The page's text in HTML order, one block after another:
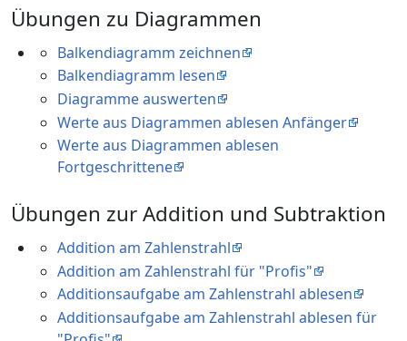
Übungen zu Diagrammen
Balkendiagramm zeichnen
Balkendiagramm lesen
Diagramme auswerten
Werte aus Diagrammen ablesen Anfänger
Werte aus Diagrammen ablesen
Fortgeschrittene
Übungen zur Addition und Subtraktion
Addition am Zahlenstrahl
Addition am Zahlenstrahl für "Profis"
Additionsaufgabe am Zahlenstrahl ablesen
Additionsaufgabe am Zahlenstrahl ablesen für